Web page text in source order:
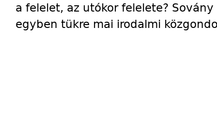
a felelet, az utókor felelete?
egyben tükre mai irodalmi